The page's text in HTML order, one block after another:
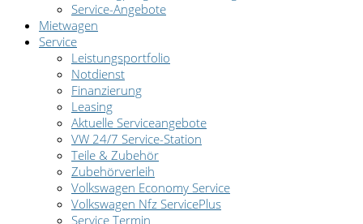
Service-Angebote
Mietwagen
Service
Leistungsportfolio
Notdienst
Finanzierung
Leasing
Aktuelle Serviceangebote
VW 24/7 Service-Station
Teile & Zubehör
Zubehörverleih
Volkswagen Economy Service
Volkswagen Nfz ServicePlus
Service Termin